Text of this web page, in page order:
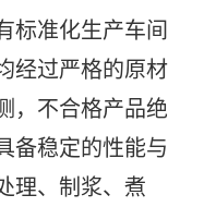
标准化生产车间
经过严格的原材
，不合格产品绝
备稳定的性能与
理、制浆、煮